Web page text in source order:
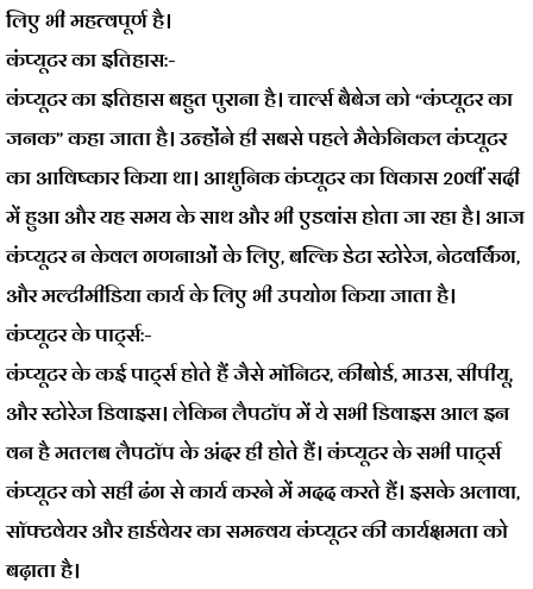
लिए भी महत्वपूर्ण है।
कंप्यूटरकाइतिहास:-
कंप्यूटर का इतिहास बहुत पुराना है। चार्ल्स बैबेज को “कंप्यूटर का
जनक” कहा जाता है। उन्होंने ही सबसे पहले मैकेनिकल कंप्यूटर
का आविष्कार किया था। आधुनिक कंप्यूटर का विकास 20वीं सदी
में हुआ और यह समय के साथ और भी एडवांस होता जा रहा है। आज
कंप्यूटर न केवल गणनाओं के लिए, बल्कि डेटा स्टोरेज, नेटवर्किंग,
और मल्टीमीडिया कार्य के लिए भी उपयोग किया जाता है।
कंप्यूटरकेपार्ट्स:-
कंप्यूटर के कई पार्ट्स होते हैं जैसे मॉनिटर, कीबोर्ड, माउस, सीपीयू,
और स्टोरेज डिवाइस। लेकिन लैपटॉप में ये सभी डिवाइस आल इन
वन है मतलब लैपटॉप के अंदर ही होते हैं। कंप्यूटर के सभी पार्ट्स
कंप्यूटर को सही ढंग से कार्य करने में मदद करते हैं। इसके अलावा,
सॉफ्टवेयर और हार्डवेयर का समन्वय कंप्यूटर की कार्यक्षमता को
बढ़ाता है।